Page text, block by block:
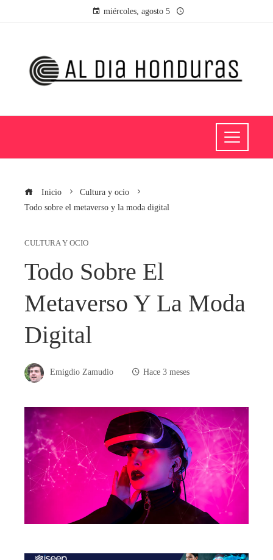
miércoles, agosto 5
Inicio
Cultura y ocio
Todo sobre el metaverso y la moda digital
CULTURA Y OCIO
Todo Sobre El
Metaverso Y La Moda
Digital
Emigdio Zamudio Hace 3 meses